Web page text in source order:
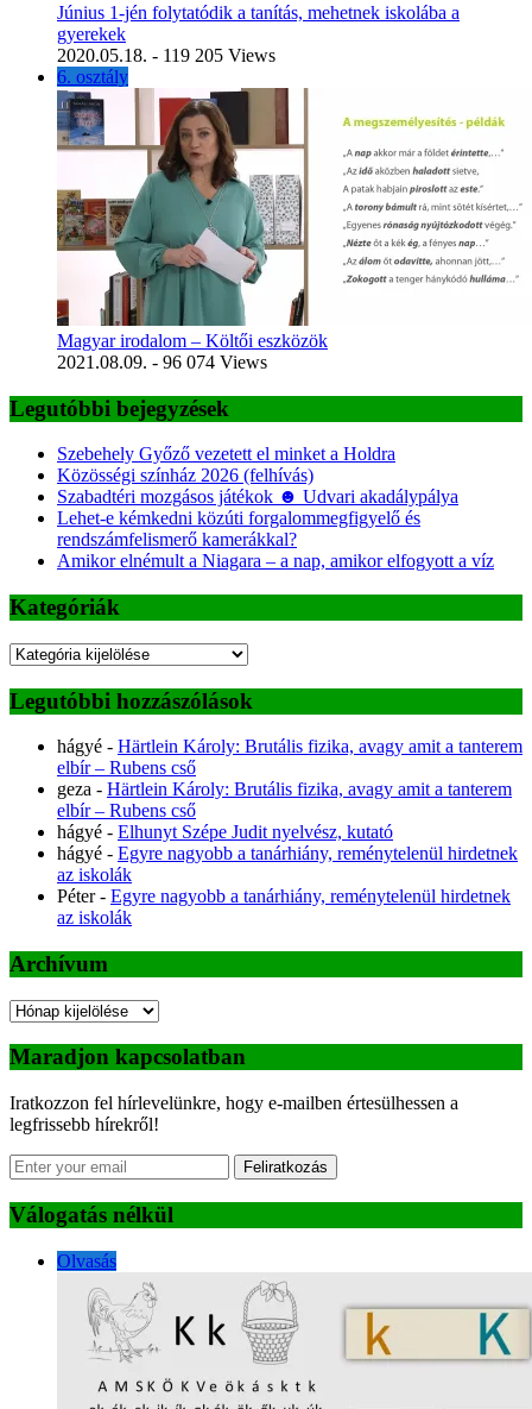
Június 1-jén folytatódik a tanítás, mehetnek iskolába a
gyerekek
2020.05.18. - 119 205 Views
6. osztály
Magyar irodalom – Költői eszközök
2021.08.09. - 96 074 Views
Legutóbbi bejegyzések
Szebehely Győző vezetett el minket a Holdra
Közösségi színház 2026 (felhívás)
Szabadtéri mozgásos játékok ☻ Udvari akadálypálya
Lehet-e kémkedni közúti forgalommegfigyelő és
rendszámfelismerő kamerákkal?
Amikor elnémult a Niagara – a nap, amikor elfogyott a víz
Kategóriák
Kategóriák
Legutóbbi hozzászólások
hágyé - Härtlein Károly: Brutális fizika, avagy amit a tanterem
elbír – Rubens cső
geza - Härtlein Károly: Brutális fizika, avagy amit a tanterem
elbír – Rubens cső
hágyé - Elhunyt Szépe Judit nyelvész, kutató
hágyé - Egyre nagyobb a tanárhiány, reménytelenül hirdetnek
az iskolák
Péter- Egyre nagyobb a tanárhiány, reménytelenül hirdetnek
az iskolák
Archívum
Archívum
Maradjon kapcsolatban
Iratkozzon fel hírlevelünkre, hogy e-mailben értesülhessen a
legfrissebb hírekről!
Feliratkozás
Válogatás nélkül
Olvasás